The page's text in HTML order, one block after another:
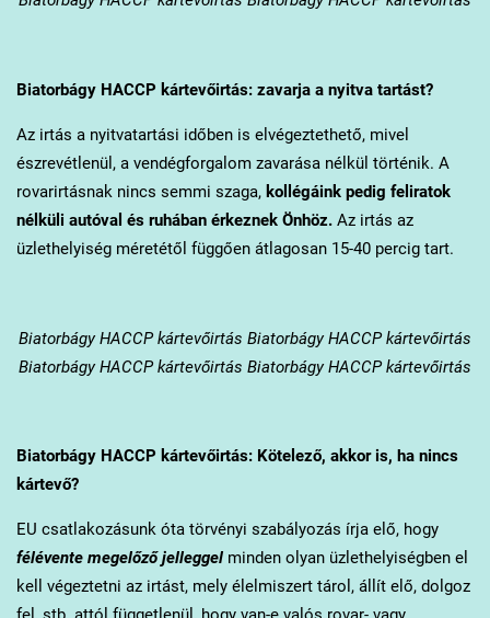
Biatorbágy HACCP kártevőirtás: zavarja a nyitva tartást?
Az irtás a nyitvatartási időben is elvégeztethető, mivel
észrevétlenül, a vendégforgalom zavarása nélkül történik. A
rovarirtásnak nincs semmi szaga, kollégáink pedig feliratok
nélküli autóval és ruhában érkeznek Önhöz. Az irtás az
üzlethelyiség méretétől függően átlagosan 15-40 percig tart.
BiatorbágyHACCP kártevőirtás Biatorbágy HACCP kártevőirtás
Biatorbágy HACCP kártevőirtás Biatorbágy HACCP kártevőirtás
BiatorbágyHACCP kártevőirtás: Kötelező, akkor is, ha nincs
kártevő?
EU csatlakozásunk óta törvényi szabályozás írja elő, hogy
félévente megelőző jelleggelminden olyan üzlethelyiségben el
kell végeztetni az irtást, mely élelmiszert tárol, állít elő, dolgoz